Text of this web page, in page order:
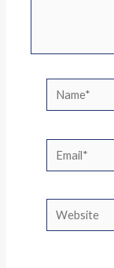
Name*
Email*
Website